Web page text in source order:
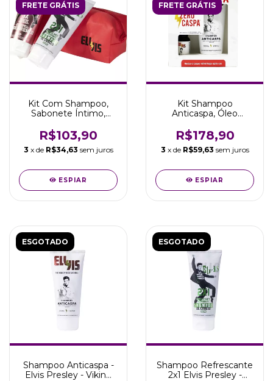
FRETE GRÁTIS
Kit Com Shampoo,
Sabonete Íntimo,
Presley EPK002
R$103,90
3 x de R$34,63 sem juros
ESPIAR
FRETE GRÁTIS
Kit Shampoo
Anticaspa, Óleo
Presley - Viking
R$178,90
3 x de R$59,63 sem juros
ESPIAR
ESGOTADO
Shampoo Anticaspa -
Elvis Presley - Viking
ESGOTADO
Shampoo Refrescante
2x1 Elvis Presley -